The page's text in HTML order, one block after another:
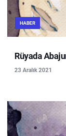
HABER
Rüyada
23 Aralık 2021